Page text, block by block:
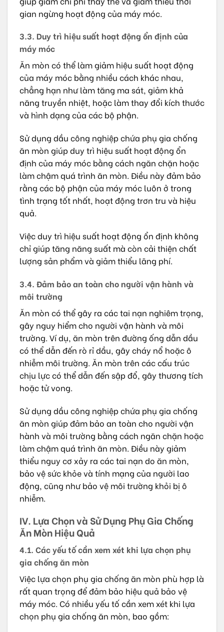
gian ngừng hoạt động của máy móc.
3.3. Duy trì hiệu suất hoạt động ổn định của
máy móc
Ăn mòn có thể làm giảm hiệu suất hoạt động
của máy móc bằng nhiều cách khác nhau,
chẳng hạn như làm tăng ma sát, giảm khả
năng truyền nhiệt, hoặc làm thay đổi kích thước
và hình dạng của các bộ phận.
Sử dụng dầu công nghiệp chứa phụ gia chống
ăn mòn giúp duy trì hiệu suất hoạt động ổn
định của máy móc bằng cách ngăn chặn hoặc
làm chậm quá trình ăn mòn. Điều này đảm bảo
rằng các bộ phận của máy móc luôn ở trong
tình trạng tốt nhất, hoạt động trơn tru và hiệu
quả.
Việc duy trì hiệu suất hoạt động ổn định không
chỉ giúp tăng năng suất mà còn cải thiện chất
lượng sản phẩm và giảm thiểu lãng phí.
3.4. Đảm bảo an toàn cho người vận hành và
môi trường
Ăn mòn có thể gây ra các tai nạn nghiêm trọng,
gây nguy hiểm cho người vận hành và môi
trường. Ví dụ, ăn mòn trên đường ống dẫn dầu
có thể dẫn đến rò rỉ dầu, gây cháy nổ hoặc ô
nhiễm môi trường. Ăn mòn trên các cấu trúc
chịu lực có thể dẫn đến sập đổ, gây thương tích
hoặc tử vong.
Sử dụng dầu công nghiệp chứa phụ gia chống
ăn mòn giúp đảm bảo an toàn cho người vận
hành và môi trường bằng cách ngăn chặn hoặc
làm chậm quá trình ăn mòn. Điều này giảm
thiểu nguy cơ xảy ra các tai nạn do ăn mòn,
bảo vệ sức khỏe và tính mạng của người lao
động, cũng như bảo vệ môi trường khỏi bị ô
nhiễm.
IV. Lựa Chọn và Sử Dụng Phụ Gia Chống
Ăn Mòn Hiệu Quả
4.1. Các yếu tố cần xem xét khi lựa chọn phụ
gia chống ăn mòn
Việc lựa chọn phụ gia chống ăn mòn phù hợp là
rất quan trọng để đảm bảo hiệu quả bảo vệ
máy móc. Có nhiều yếu tố cần xem xét khi lựa
chọn phụ gia chống ăn mòn, bao gồm: